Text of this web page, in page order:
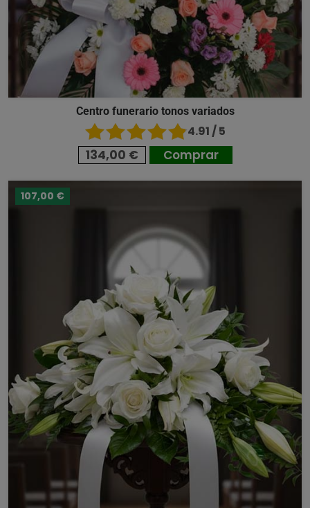
Centro funerario tonos variados
4.91 / 5
134,00 € Comprar
107,00 €